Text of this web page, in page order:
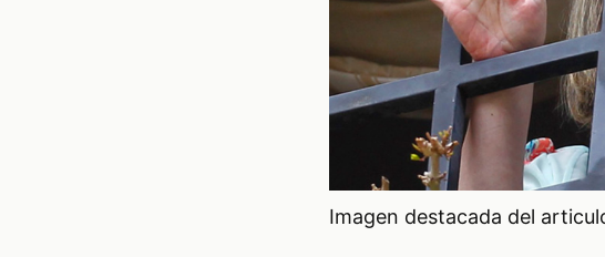
Imagen destacada del